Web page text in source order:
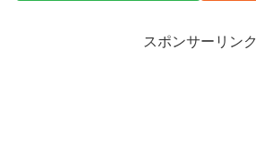
スポンサーリンク